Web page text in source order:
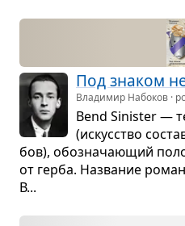
Под зна­ком
Владимир Набоков ·
Bend Sinister —
(искус­ство
бов), обо­зна­ча­ю­щий
от герба. Назва­ние
В...